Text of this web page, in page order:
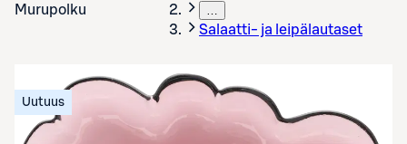
Murupolku …
Salaatti- ja leipälautaset
Uutuus